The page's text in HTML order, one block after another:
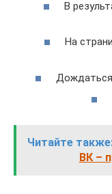
В
На
Дождаться
Читайте
ВК –